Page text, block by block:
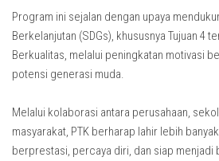
Program ini sejalan dengan upaya
Berkelanjutan (SDGs), khususnya Tujuan 4
Berkualitas, melalui peningkatan motivasi
potensi generasi muda.
Melalui kolaborasi antara perusahaan,
masyarakat, PTK berharap lahir lebih
berprestasi, percaya diri, dan siap menjadi